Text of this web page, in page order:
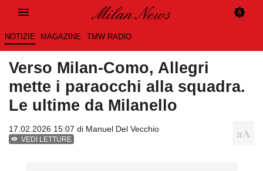
NOTIZIE MAGAZINE TMW RADIO
Verso Milan-Como, Allegri
mette i paraocchi alla squadra.
Le ultime da Milanello
17.02.2026 15:07 di Manuel Del Vecchio
VEDI LETTURE